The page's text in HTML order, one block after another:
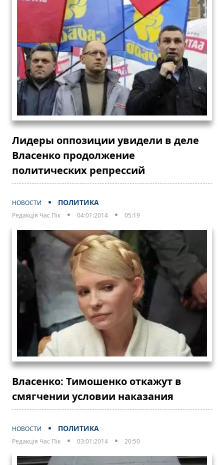
Лидеры оппозиции увидели в деле
Власенко продолжение
политических репрессий
НОВОСТИ ПОЛИТИКА
Редакція Час Пік 04:01:2014 05:19
Власенко: Тимошенко откажут в
смягчении условии наказания
НОВОСТИ ПОЛИТИКА
Редакція Час Пік 03:01:2014 20:50